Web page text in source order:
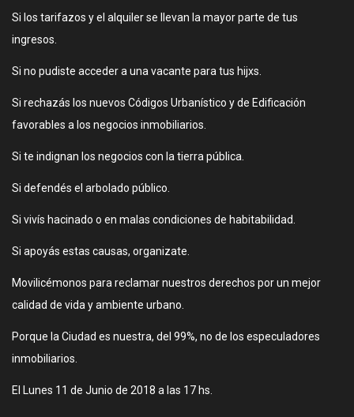
Si los tarifazos y el alquiler se llevan la mayor parte de tus
ingresos.
Si no pudiste acceder a una vacante para tus hijxs.
Si rechazás los nuevos Códigos Urbanístico y de Edificación
favorables a los negocios inmobiliarios.
Si te indignan los negocios con la tierra pública.
Si defendés el arbolado público.
Si vivís hacinado o en malas condiciones de habitabilidad.
Si apoyás estas causas, organizate.
Movilicémonos para reclamar nuestros derechos por un mejor
calidad de vida y ambiente urbano.
Porque la Ciudad es nuestra, del 99%, no de los especuladores
inmobiliarios.
El Lunes 11 de Junio de 2018 a las 17 hs.